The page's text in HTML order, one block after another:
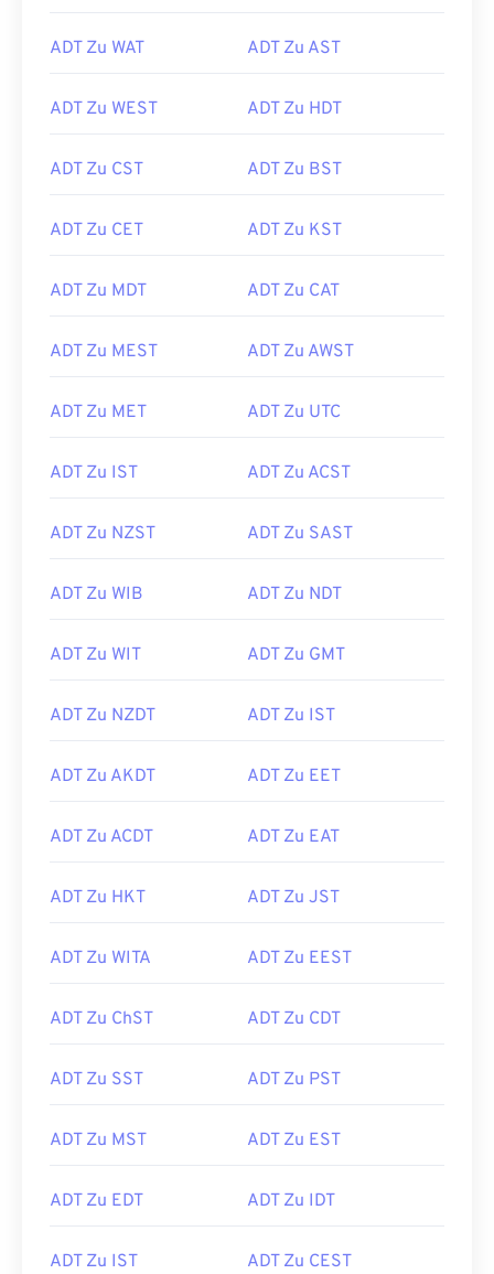
ADT Zu WAT ADT Zu AST
ADT Zu WEST ADT Zu HDT
ADT Zu CST ADT Zu BST
ADT Zu CET ADT Zu KST
ADT Zu MDT ADT Zu CAT
ADT Zu MEST ADT Zu AWST
ADT Zu MET ADT Zu UTC
ADT Zu IST ADT Zu ACST
ADT Zu NZST ADT Zu SAST
ADT Zu WIB ADT Zu NDT
ADT Zu WIT ADT Zu GMT
ADT Zu NZDT ADT Zu IST
ADT Zu AKDT ADT Zu EET
ADT Zu ACDT ADT Zu EAT
ADT Zu HKT ADT Zu JST
ADT Zu WITA ADT Zu EEST
ADT Zu ChST ADT Zu CDT
ADT Zu SST ADT Zu PST
ADT Zu MST ADT Zu EST
ADT Zu EDT ADT Zu IDT
ADT Zu IST ADT Zu CEST